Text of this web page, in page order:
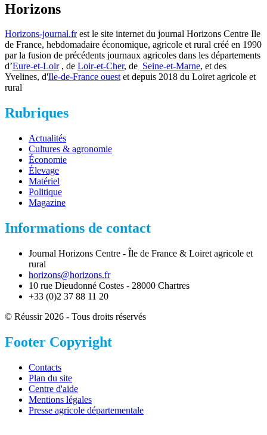
Horizons
Horizons-journal.frest le site internet du journal Horizons Centre Ile
de France, hebdomadaire économique, agricole et rural créé en 1990
par la fusion de précédents journaux agricoles dans les départements
d’Eure-et-Loir, de Loir-et-Cher, de Seine-et-Marne, et des
Yvelines, d'Ile-de-France ouestet depuis 2018 du Loiret agricole et
rural
Rubriques
Actualités
Cultures & agronomie
Économie
Élevage
Matériel
Politique
Magazine
Informations de contact
Journal Horizons Centre - Île de France & Loiret agricole et
rural
horizons@horizons.fr
10 rue Dieudonné Costes - 28000 Chartres
+33 (0)2 37 88 11 20
© Réussir 2026 - Tous droits réservés
Footer Copyright
Contacts
Plan du site
Centre d'aide
Mentions légales
Presse agricole départementale